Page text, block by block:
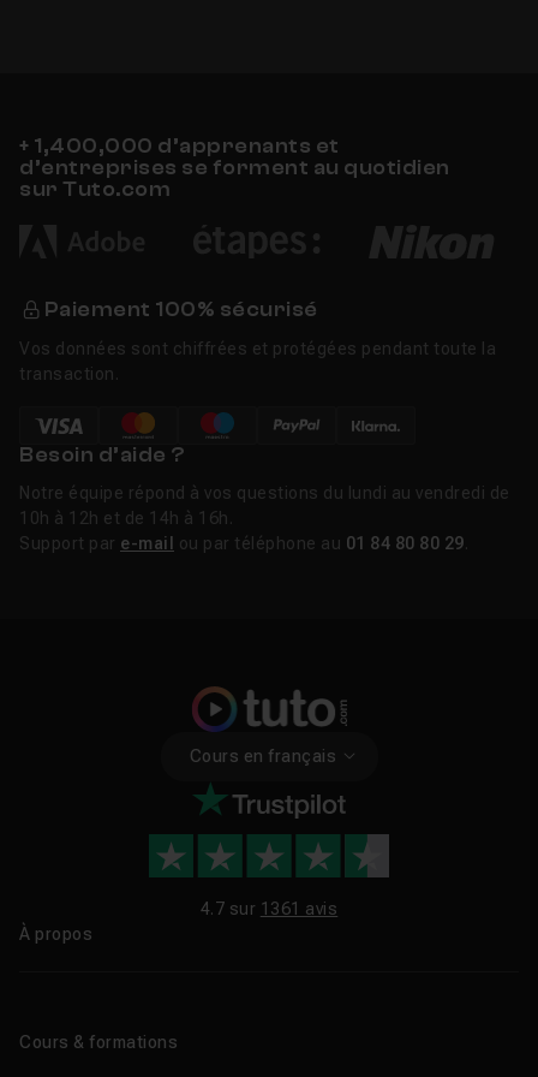
+ 1,400,000 d’apprenants et
d’entreprises se forment au quotidien
sur Tuto.com
Paiement 100% sécurisé
Vos données sont chiffrées et protégées pendant toute la
transaction.
Besoin d’aide ?
Notre équipe répond à vos questions du lundi au vendredi de
10h à 12h et de 14h à 16h.
Support par e-mail ou par téléphone au 01 84 80 80 29
Cours en français
4.7 sur 1361 avis
À propos
Cours & formations